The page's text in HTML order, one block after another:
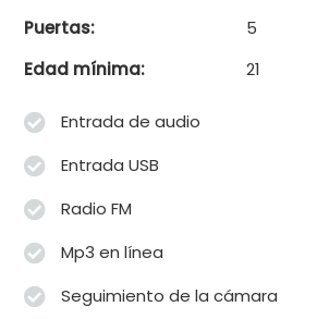
Puertas:
5
Edad mínima:
21
Entrada de audio
Entrada USB
Radio FM
Mp3 en línea
Seguimiento de la cámara